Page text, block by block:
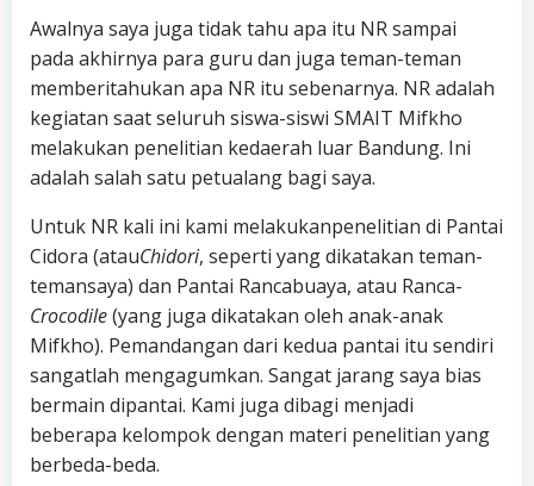
Awalnya saya juga tidak tahu apa itu NR sampai
pada akhirnya para guru dan juga teman-teman
memberitahukan apa NR itu sebenarnya. NR adalah
kegiatan saat seluruh siswa-siswi SMAIT Mifkho
melakukan penelitian kedaerah luar Bandung. Ini
adalah salah satu petualang bagi saya.
Untuk NR kali ini kami melakukanpenelitian di Pantai
Cidora (atauChidori, seperti yang dikatakan teman-
temansaya) dan Pantai Rancabuaya, atau Ranca-
Crocodile(yang juga dikatakan oleh anak-anak
Mifkho). Pemandangan dari kedua pantai itu sendiri
sangatlah mengagumkan. Sangat jarang saya bias
bermain dipantai. Kami juga dibagi menjadi
beberapa kelompok dengan materi penelitian yang
berbeda-beda.